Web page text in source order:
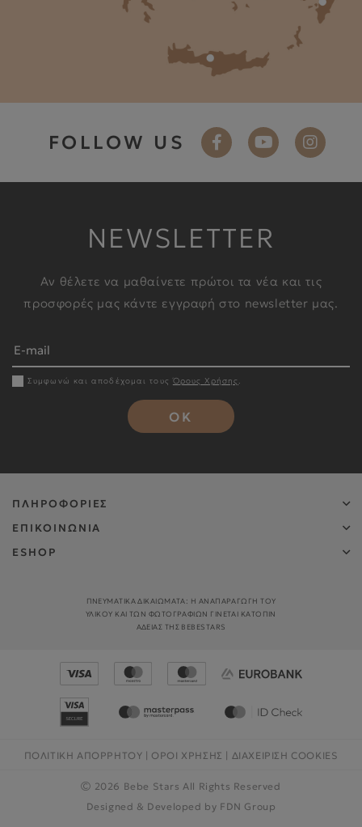
FOLLOW US
NEWSLETTER
Αν θέλετε να μαθαίνετε πρώτοι τα νέα και τις
προσφορές μας κάντε εγγραφή στο newsletter μας.
Συμφωνώ και αποδέχομαι τουςΌρους Χρήσης .
OK
ΠΛΗΡΟΦΟΡΙΕΣ
ΕΠΙΚΟΙΝΩΝΙΑ
ESHOP
ΠΝΕΥΜΑΤΙΚΑ ΔΙΚΑΙΩΜΑΤΑ: Η ΑΝΑΠΑΡΑΓΩΓΉ ΤΟΥ
ΥΛΙΚΟΎ ΚΑΙ ΤΩΝ ΦΩΤΟΓΡΑΦΙΏΝ ΓΊΝΕΤΑΙ ΚΑΤΌΠΙΝ
ΑΔΕΊΑΣ ΤΗΣ BEBESTARS
2026 Bebe Stars All Rights Reserved
ΠΟΛΙΤΙΚΗ ΑΠΟΡΡΗΤΟΥ ΟΡΟΙ ΧΡΗΣΗΣ ΔΙΑΧΕΊΡΙΣΗ COOKIES
Designed & Developed by FDN Group